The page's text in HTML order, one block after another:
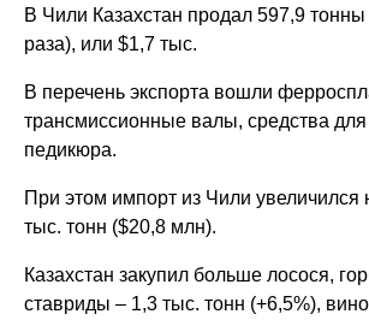
В Чили Казахстан продал 597,9
раза), или $1,7 тыс.
В перечень экспорта вошли
трансмиссионные валы, средства
педикюра.
При этом импорт из Чили увеличился
тыс. тонн ($20,8 млн).
Казахстан закупил больше лосося,
ставриды – 1,3 тыс. тонн (+6,5%),